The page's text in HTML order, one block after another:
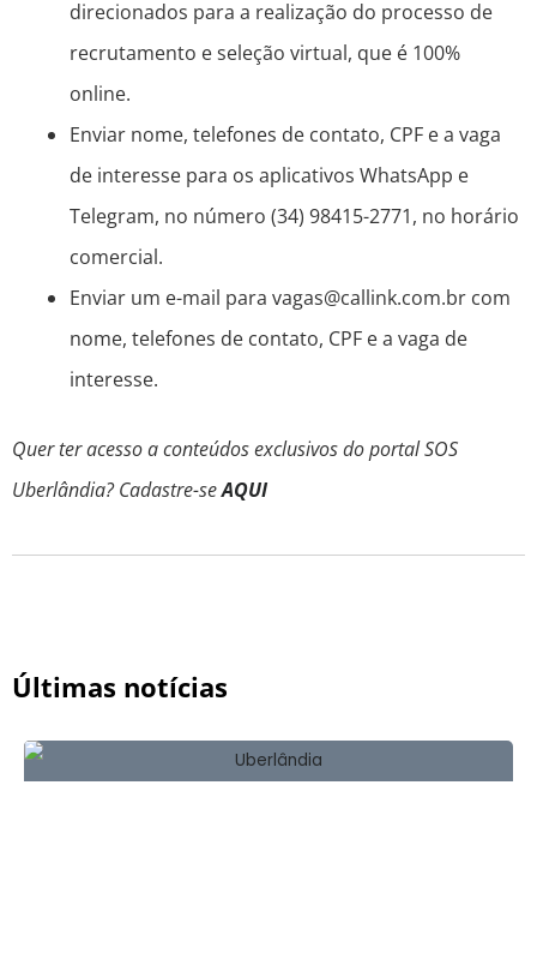
direcionados para a realização do processo de
recrutamento e seleção virtual, que é 100%
online.
Enviar nome, telefones de contato, CPF e a vaga
de interesse para os aplicativos WhatsApp e
Telegram, no número (34) 98415-2771, no horário
comercial.
Enviar um e-mail para vagas@callink.com.br com
nome, telefones de contato, CPF e a vaga de
interesse.
Quer ter acesso a conteúdos exclusivos do portal SOS
Uberlândia? Cadastre-seAQUI
Últimas notícias